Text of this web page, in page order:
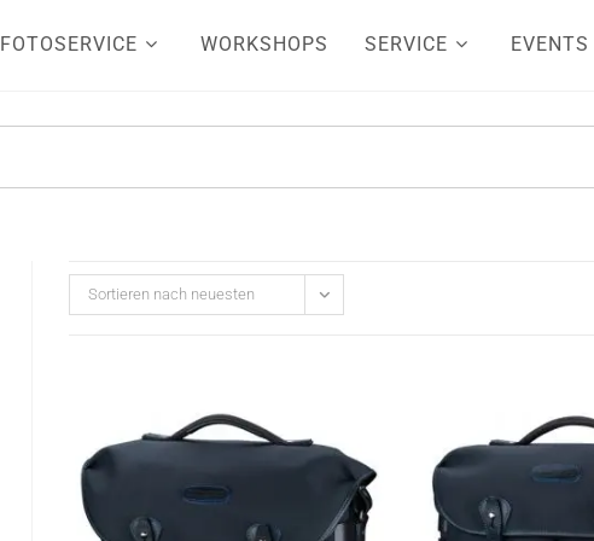
FOTOSERVICE WORKSHOPS SERVICE EVENTS
Sortieren nach neuesten